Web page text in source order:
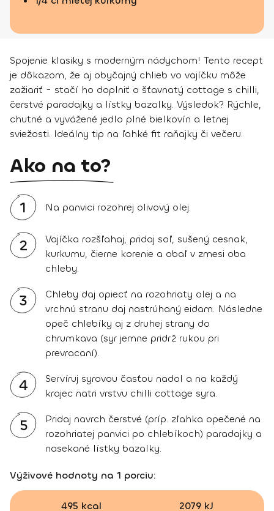
Spojenie klasiky s moderným nádychom! Tento recept
je dôkazom, že aj obyčajný chlieb vo vajíčku môže
zažiariť - stačí ho doplniť o šťavnatý cottage s chilli,
čerstvé paradajky a lístky bazalky. Výsledok? Rýchle,
chutné a vyvážené jedlo plné bielkovín a letnej
sviežosti. Ideálny tip na ľahké fit raňajky či večeru.
Ako na to?
1 Na panvici rozohrej olivový olej.
2
Vajíčka rozšľahaj, pridaj soľ, sušený cesnak,
kurkumu, čierne korenie a obaľ v zmesi oba
chleby.
3
Chleby daj opiecť na rozohriaty olej a na
vrchnú stranu daj nastrúhaný eidam. Následne
opeč chlebíky aj z druhej strany do
chrumkava (syr jemne pridrž rukou pri
prevracaní).
4
Servíruj syrovou časťou nadol a na každý
krajec natri vrstvu chilli cottage syra.
5
Pridaj navrch čerstvé (príp. zľahka opečené na
rozohriatej panvici po chlebíkoch) paradajky a
nasekané lístky bazalky.
Výživové hodnoty na 1 porciu:
495 kcal 2079 kJ